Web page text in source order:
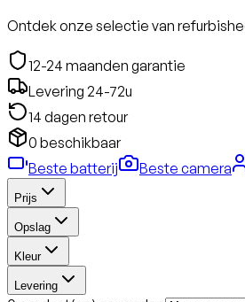
Ontdek onze selectie van
12-24 maanden garantie
Levering 24-72u
14 dagen retour
0 beschikbaar
Beste batterij
Beste camera
Prijs
Opslag
Kleur
Levering